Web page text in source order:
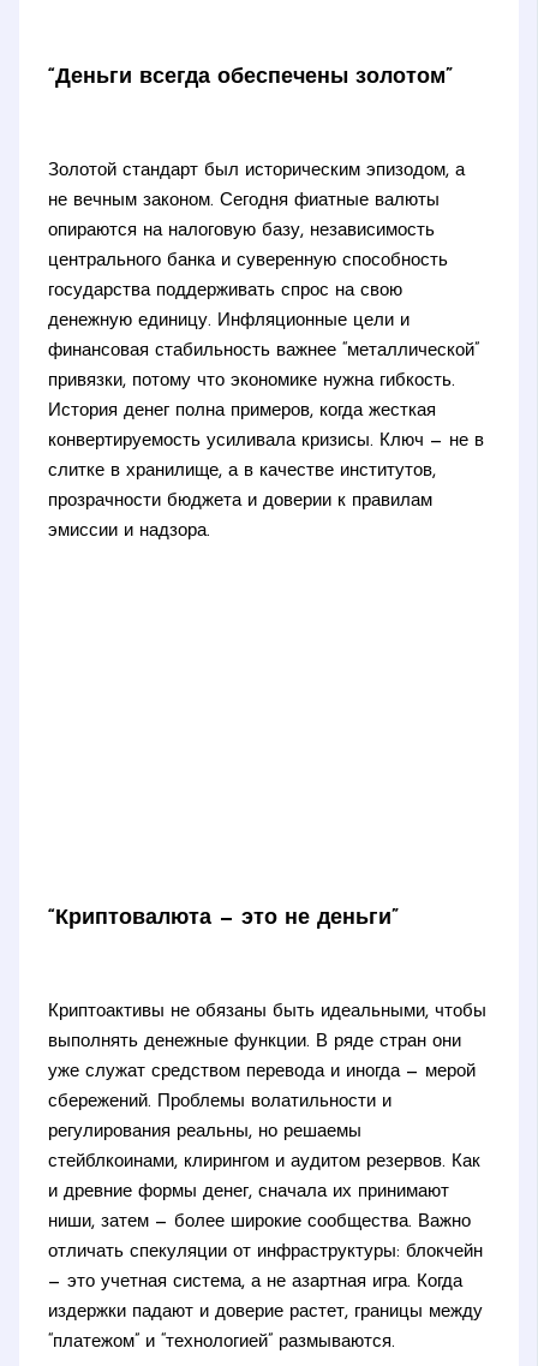
“Деньги всегда обеспечены золотом”
Золотой стандарт был историческим эпизодом, а
не вечным законом. Сегодня фиатные валюты
опираются на налоговую базу, независимость
центрального банка и суверенную способность
государства поддерживать спрос на свою
денежную единицу. Инфляционные цели и
финансовая стабильность важнее “металлической”
привязки, потому что экономике нужна гибкость.
История денег полна примеров, когда жесткая
конвертируемость усиливала кризисы. Ключ — не в
слитке в хранилище, а в качестве институтов,
прозрачности бюджета и доверии к правилам
эмиссии и надзора.
“Криптовалюта — это не деньги”
Криптоактивы не обязаны быть идеальными, чтобы
выполнять денежные функции. В ряде стран они
уже служат средством перевода и иногда — мерой
сбережений. Проблемы волатильности и
регулирования реальны, но решаемы
стейблкоинами, клирингом и аудитом резервов. Как
и древние формы денег, сначала их принимают
ниши, затем — более широкие сообщества. Важно
отличать спекуляции от инфраструктуры: блокчейн
— это учетная система, а не азартная игра. Когда
издержки падают и доверие растет, границы между
“платежом” и “технологией” размываются.